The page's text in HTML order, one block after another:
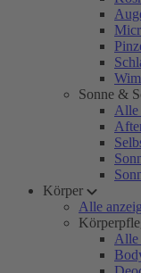
Sonne &
Alle
Körper
Alle
Alle